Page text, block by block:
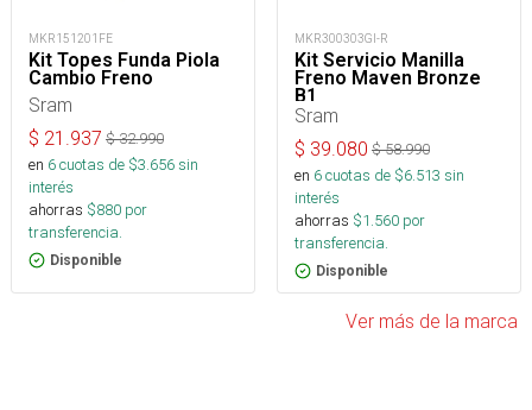
MKR151201FE
Kit Topes Funda Piola
Cambio Freno
Sram
$ 21.937 $32.990
en 6cuotas de $3.656sin
interés
ahorras $880 por
transferencia.
Disponible
MKR300303GI-R
Kit Servicio Manilla
Freno Maven Bronze
B1
Sram
$ 39.080 $58.990
en 6cuotas de $6.513 sin
interés
ahorras $1.560 por
transferencia.
Disponible
Ver más de la marca